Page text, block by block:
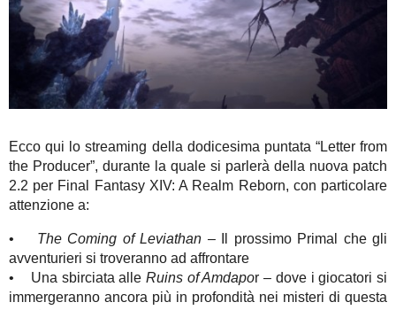
Ecco qui lo streaming della dodicesima puntata “Letter from
the Producer”, durante la quale si parlerà della nuova patch
2.2 per Final Fantasy XIV: A Realm Reborn, con particolare
attenzione a:
• The Coming of Leviathan –Il prossimo Primal che gli
avventurieri si troveranno ad affrontare
• Una sbirciata alle Ruins of Amdapor – dove i giocatori si
immergeranno ancora più in profondità nei misteri di questa